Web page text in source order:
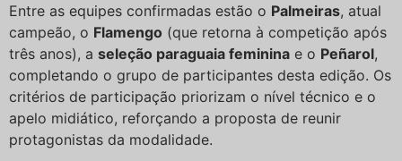
Entre as equipes confirmadas estão o Palmeiras, atual
campeão, o Flamengo (que retorna à competição após
três anos), a seleção paraguaia feminina e o Peñarol,
completando o grupo de participantes desta edição. Os
critérios de participação priorizam o nível técnico e o
apelo midiático, reforçando a proposta de reunir
protagonistas da modalidade.